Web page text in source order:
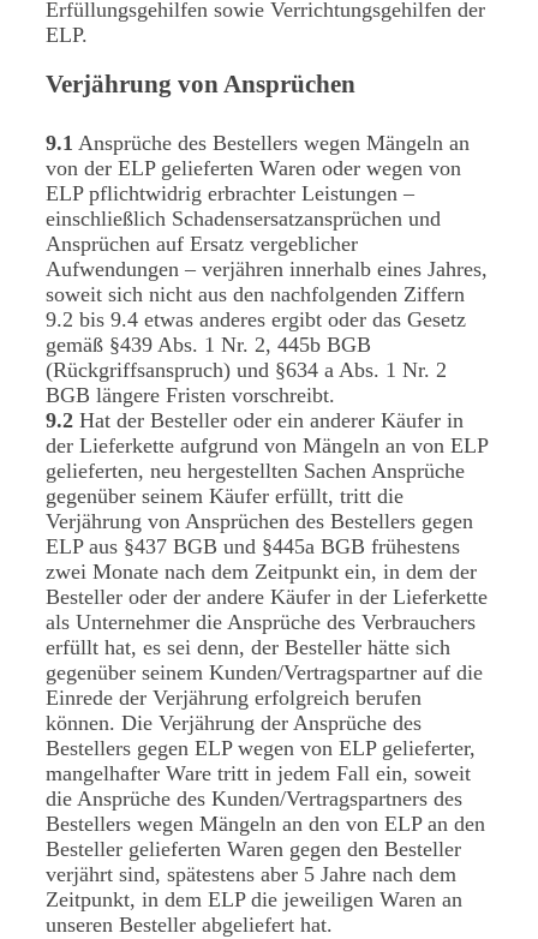
Erfüllungsgehilfen sowie Verrichtungsgehilfen der
ELP.
Verjährung von Ansprüchen
9.1 Ansprüche des Bestellers wegen Mängeln an
von der ELP gelieferten Waren oder wegen von
ELP pflichtwidrig erbrachter Leistungen –
einschließlich Schadensersatzansprüchen und
Ansprüchen auf Ersatz vergeblicher
Aufwendungen – verjähren innerhalb eines Jahres,
soweit sich nicht aus den nachfolgenden Ziffern
9.2 bis 9.4 etwas anderes ergibt oder das Gesetz
gemäß §439 Abs. 1 Nr. 2, 445b BGB
(Rückgriffsanspruch) und §634 a Abs. 1 Nr. 2
BGB längere Fristen vorschreibt.
9.2 Hat der Besteller oder ein anderer Käufer in
der Lieferkette aufgrund von Mängeln an von ELP
gelieferten, neu hergestellten Sachen Ansprüche
gegenüber seinem Käufer erfüllt, tritt die
Verjährung von Ansprüchen des Bestellers gegen
ELP aus §437 BGB und §445a BGB frühestens
zwei Monate nach dem Zeitpunkt ein, in dem der
Besteller oder der andere Käufer in der Lieferkette
als Unternehmer die Ansprüche des Verbrauchers
erfüllt hat, es sei denn, der Besteller hätte sich
gegenüber seinem Kunden/Vertragspartner auf die
Einrede der Verjährung erfolgreich berufen
können. Die Verjährung der Ansprüche des
Bestellers gegen ELP wegen von ELP gelieferter,
mangelhafter Ware tritt in jedem Fall ein, soweit
die Ansprüche des Kunden/Vertragspartners des
Bestellers wegen Mängeln an den von ELP an den
Besteller gelieferten Waren gegen den Besteller
verjährt sind, spätestens aber 5 Jahre nach dem
Zeitpunkt, in dem ELP die jeweiligen Waren an
unseren Besteller abgeliefert hat.